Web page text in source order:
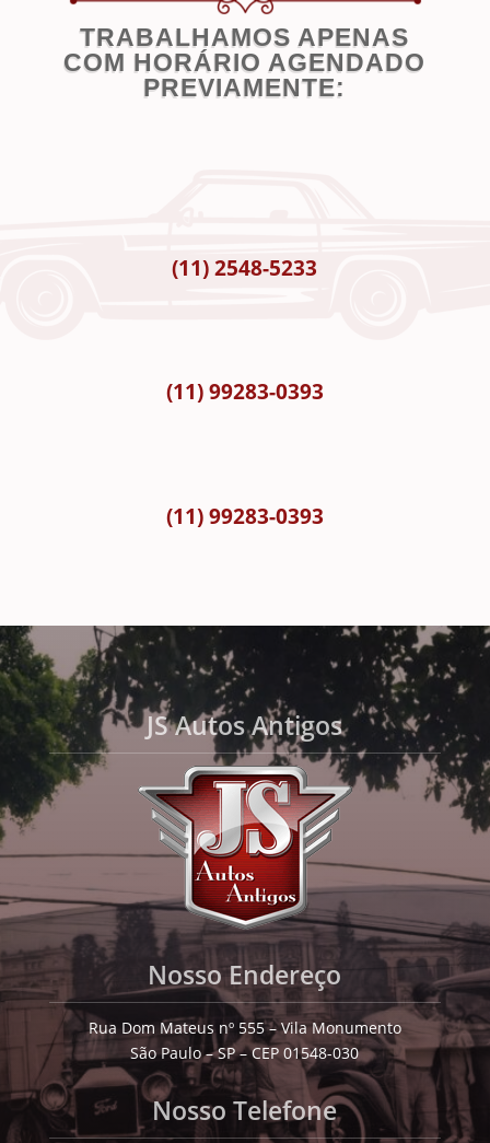
TRABALHAMOS APENAS
COM HORÁRIO AGENDADO
PREVIAMENTE:
(11) 2548-5233
(11) 99283-0393
(11) 99283-0393
JS Autos Antigos
Nosso Endereço
Rua Dom Mateus nº 555 – Vila Monumento
São Paulo – SP – CEP 01548-030
Nosso Telefone